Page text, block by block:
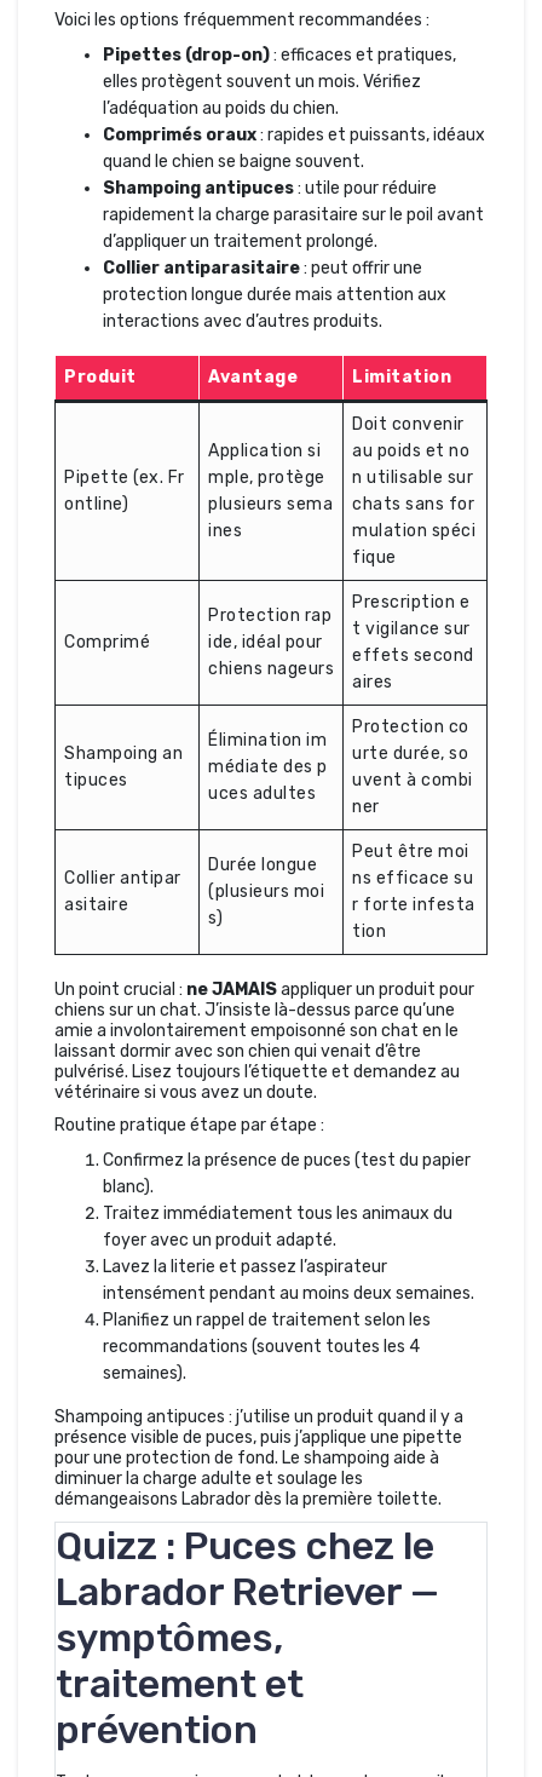
Voici les options fréquemment recommandées :
Pipettes (drop-on): efficaces et pratiques,
elles protègent souvent un mois. Vérifiez
l’adéquation au poids du chien.
Comprimés oraux: rapides et puissants, idéaux
quand le chien se baigne souvent.
Shampoing antipuces: utile pour réduire
rapidement la charge parasitaire sur le poil avant
d’appliquer un traitement prolongé.
Collier antiparasitaire: peut offrir une
protection longue durée mais attention aux
interactions avec d’autres produits.
Produit Avantage Limitation
Pipette (ex. Fr
ontline)
Application si
mple, protège
plusieurs sema
ines
Doit convenir
au poids et no
n utilisable sur
chats sans for
mulation spéci
fique
Comprimé
Protection rap
ide, idéal pour
chiens nageurs
Prescription e
t vigilance sur
effets second
aires
Shampoing an
tipuces
Élimination im
médiate des p
uces adultes
Protection co
urte durée, so
uvent à combi
ner
Collier antipar
asitaire
Durée longue
(plusieurs moi
s)
Peut être moi
ns efficace su
r forte infesta
tion
Un point crucial : ne JAMAISappliquer un produit pour
chiens sur un chat. J’insiste là-dessus parce qu’une
amie a involontairement empoisonné son chat en le
laissant dormir avec son chien qui venait d’être
pulvérisé. Lisez toujours l’étiquette et demandez au
vétérinaire si vous avez un doute.
Routine pratique étape par étape :
Confirmez la présence de puces (test du papier
blanc).
Traitez immédiatement tous les animaux du
foyer avec un produit adapté.
Lavez la literie et passez l’aspirateur
intensément pendant au moins deux semaines.
Planifiez un rappel de traitement selon les
recommandations (souvent toutes les 4
semaines).
Shampoing antipuces : j’utilise un produit quand il y a
présence visible de puces, puis j’applique une pipette
pour une protection de fond. Le shampoing aide à
diminuer la charge adulte et soulage les
démangeaisons Labrador dès la première toilette.
Quizz : Puces chez le
Labrador Retriever —
symptômes,
traitement et
prévention